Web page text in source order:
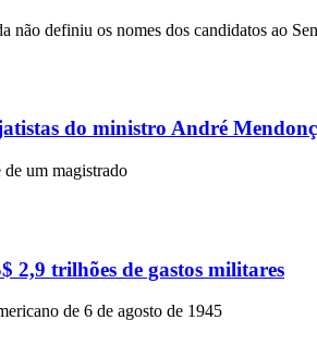
definiu os nomes dos candidatos ao
do ministro André
um magistrado
2,9 trilhões de gastos militares
de 6 de agosto de 1945